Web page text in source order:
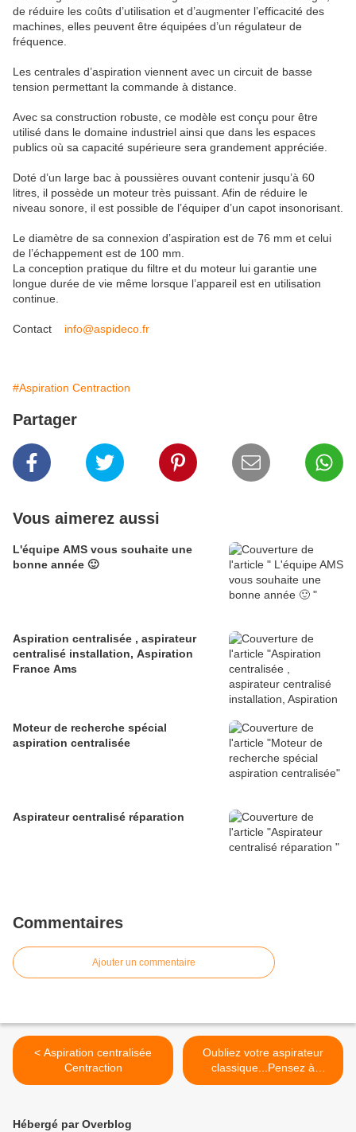
de réduire les coûts d’utilisation et d’augmenter l’efficacité des
machines, elles peuvent être équipées d’un régulateur de
fréquence.
Les centrales d’aspiration viennent avec un circuit de basse
tension permettant la commande à distance.
Avec sa construction robuste, ce modèle est conçu pour être
utilisé dans le domaine industriel ainsi que dans les espaces
publics où sa capacité supérieure sera grandement appréciée.
Doté d’un large bac à poussières ouvant contenir jusqu’à 60
litres, il possède un moteur très puissant. Afin de réduire le
niveau sonore, il est possible de l’équiper d’un capot insonorisant.
Le diamètre de sa connexion d’aspiration est de 76 mm et celui
de l’échappement est de 100 mm.
La conception pratique du filtre et du moteur lui garantie une
longue durée de vie même lorsque l’appareil est en utilisation
continue.
Contact info@aspideco.fr
#Aspiration Centraction
Partager
Vous aimerez aussi
L'équipe AMS vous souhaite une
bonne année 🙂
Aspiration centralisée , aspirateur
centralisé installation, Aspiration
France Ams
Moteur de recherche spécial
aspiration centralisée
Aspirateur centralisé réparation
Commentaires
Ajouter un commentaire
< Aspiration centralisée
Centraction
Oubliez votre aspirateur
classique...Pensez à
l'aspiration centrale ! >
Hébergé par Overblog